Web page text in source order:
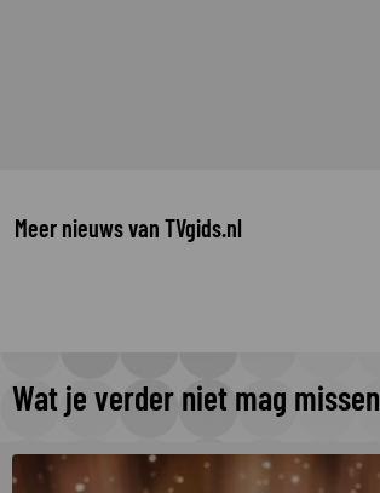
Meer nieuws van TVgids.nl
Wat je verder niet mag missen